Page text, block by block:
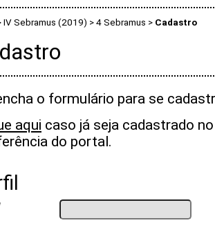
IV Sebramus (2019) > 4 Sebramus > Cadastro
o formulário para se
aqui caso já seja cadastrado
do portal.